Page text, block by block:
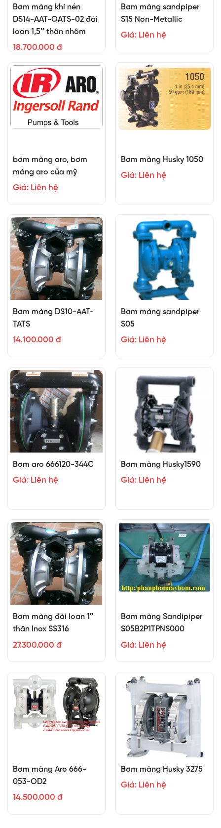
Bơm màng khí nén
DS14-AAT-OATS-02 đài
loan 1,5″ thân nhôm
18.700.000 đ
Bơm màng sandpiper
S15 Non-Metallic
Giá: Liên hệ
bơm màng aro, bơm
màng aro của mỹ
Giá: Liên hệ
Bơm màng Husky 1050
Giá: Liên hệ
Bơm màng DS10-AAT-
TATS
14.100.000 đ
Bơm màng sandpiper
S05
Giá: Liên hệ
Bơm aro 666120-344C
Giá: Liên hệ
Bơm màng Husky1590
Giá: Liên hệ
Bơm màng đài loan 1″
thân Inox SS316
27.300.000 đ
Bơm màng Sandipiper
S05B2P1TPNS000
Giá: Liên hệ
Bơm màng Aro 666-
053-OD2
14.500.000 đ
Bơm màng Husky 3275
Giá: Liên hệ